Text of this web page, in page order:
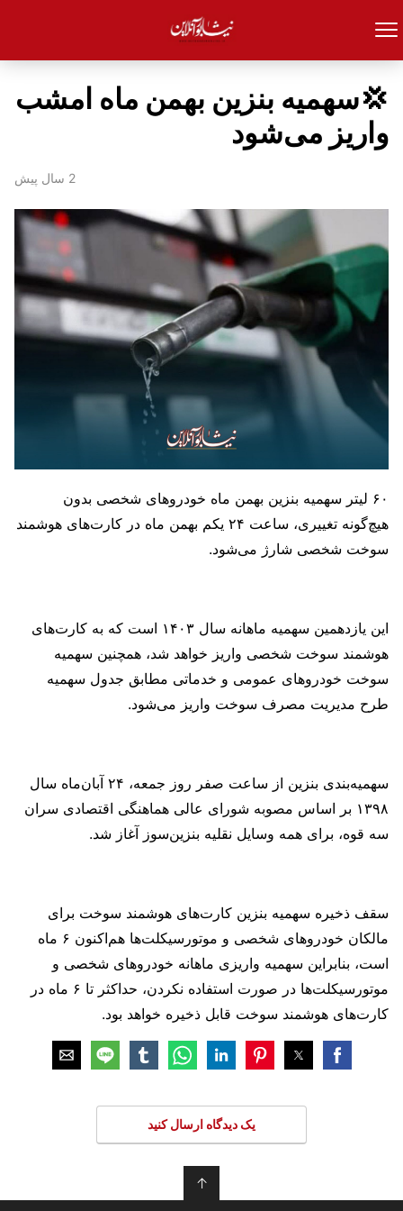
💢سهمیه بنزین بهمن ماه امشب
واریز می‌شود
2 سال پیش
۶۰ لیتر سهمیه بنزین بهمن ماه خودروهای شخصی بدون
هیچ‌گونه تغییری، ساعت ۲۴ یکم بهمن ماه در کارت‌های هوشمند
سوخت شخصی شارژ می‌شود.
این یازدهمین سهمیه ماهانه سال ۱۴۰۳ است که به کارت‌های
هوشمند سوخت شخصی واریز خواهد شد، همچنین سهمیه
سوخت خودروهای عمومی و خدماتی مطابق جدول سهمیه
طرح مدیریت مصرف سوخت واریز می‌شود.
سهمیه‌بندی بنزین از ساعت صفر روز جمعه، ۲۴ آبان‌ماه سال
۱۳۹۸ بر اساس مصوبه شورای عالی هماهنگی اقتصادی سران
سه قوه، برای همه وسایل نقلیه بنزین‌سوز آغاز شد.
سقف ذخیره سهمیه بنزین کارت‌های هوشمند سوخت برای
مالکان خودروهای شخصی و موتورسیکلت‌ها هم‌اکنون ۶ ماه
است، بنابراین سهمیه واریزی ماهانه خودروهای شخصی و
موتورسیکلت‌ها در صورت استفاده نکردن، حداکثر تا ۶ ماه در
کارت‌های هوشمند سوخت قابل ذخیره خواهد بود.
یک دیدگاه ارسال کنید
↑